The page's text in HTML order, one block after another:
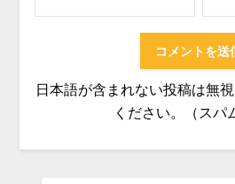
日本語が含まれない投稿は無
ください。（スパ